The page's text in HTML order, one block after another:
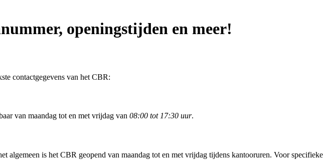
openingstijden en meer!
contactgegevens van het CBR:
van maandag tot en met vrijdag van 08:00 tot 17:30 uur.
is het CBR geopend van maandag tot en met vrijdag tijdens kantooruren. Voor specifieke